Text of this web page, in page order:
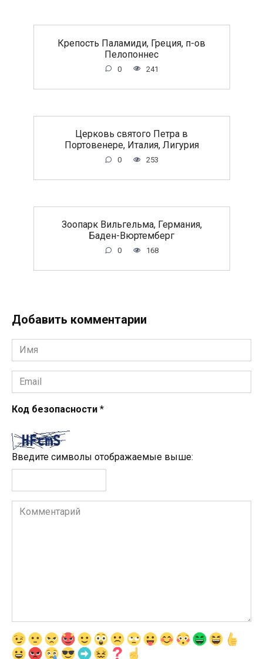
Крепость Паламиди, Греция, п-ов
Пелопоннес
0 241
Церковь святого Петра в
Портовенере, Италия, Лигурия
0 253
Зоопарк Вильгельма, Германия,
Баден-Вюртемберг
0 168
Добавить комментарии
Имя
*
Email
*
Код безопасности *
Введите символы отображаемые выше:
Комментарий